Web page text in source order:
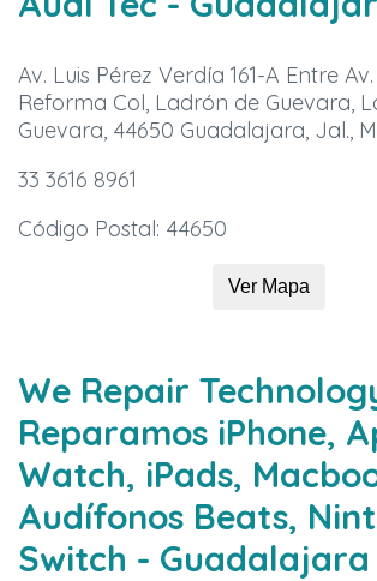
Av. Luis Pérez Verdía 161-A Entre
Reforma Col, Ladrón de Guevara,
Guevara, 44650 Guadalajara, Jal.,
33 3616 8961
Código Postal: 44650
Ver Mapa
We Repair
Reparamos iPhone,
Watch, iPads,
Audífonos Beats,
Switch - Guadalajara